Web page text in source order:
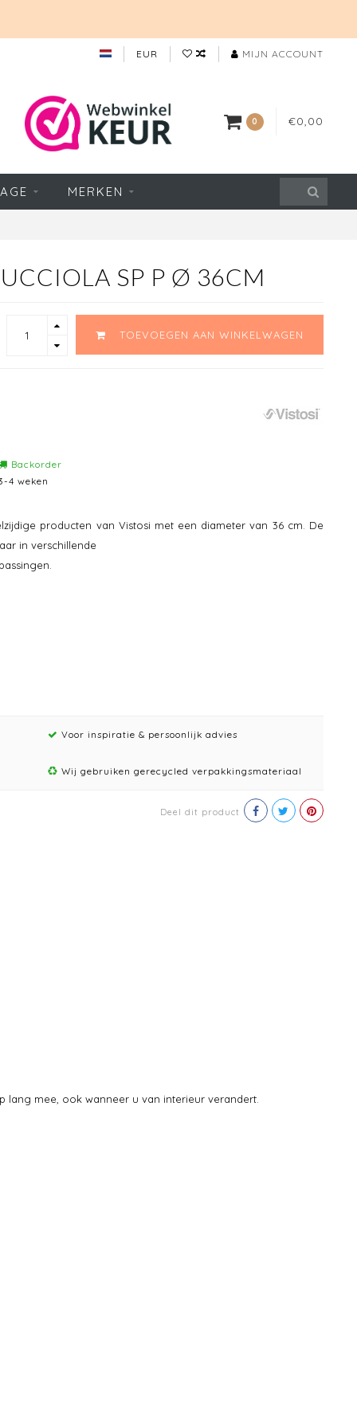
EUR MIJN ACCOUNT
0 €0,00
MERKEN
SP P Ø 36CM
TOEVOEGEN AAN WINKELWAGEN
Backorder
4 weken
producten van Vistosi met een diameter van 36 cm. De
in verschillende
Voor inspiratie & persoonlijk advies
Wij gebruiken gerecycled verpakkingsmateriaal
Deel dit product
mee, ook wanneer u van interieur verandert.